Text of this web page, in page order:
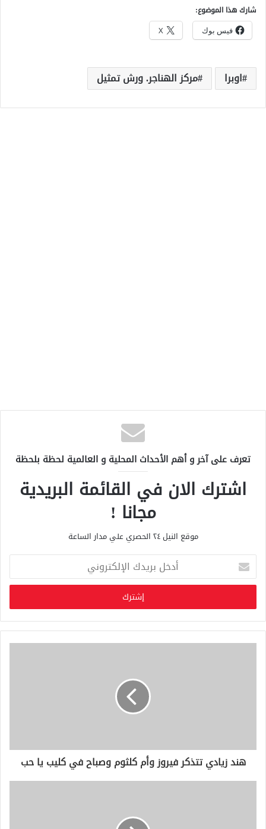
شارك هذا الموضوع:
فيس بوك X
اوبرا مركز الهناجر. ورش تمثيل
تعرف على آخر و أهم الأحداث المحلية و العالمية لحظة بلحظة
اشترك الان في القائمة البريدية
مجانا !
موقع النيل ٢٤ الحصري علي مدار الساعة
خ
ب
ر
ي
د
ر
ي
هند زيادي تتذكر فيروز وأم كلثوم وصباح في كليب يا حب